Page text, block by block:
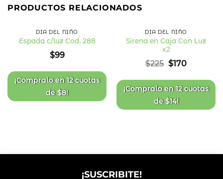
PRODUCTOS RELACIONADOS
de
deseos
DÍA DEL NIÑO
Espada c/luz Cod. 288
$99
¡Compralo en12 cuotas
de$8!
DÍA DEL NIÑO
Sirena en Caja Con Luz
x2
$225 El
original
era:
$225.
$170El
actual
es:
$170.
¡Compralo en12 cuotas
de$14!
¡SUSCRIBITE!